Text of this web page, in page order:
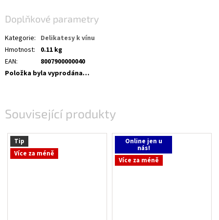
Související produkty
Tip
Více za méně
Online jen u
nás!
Více za méně
Doplňkové parametry
Kategorie: Delikatesy k vínu
Hmotnost:
0.11 kg
EAN:
8007900000040
Položka byla vyprodána…